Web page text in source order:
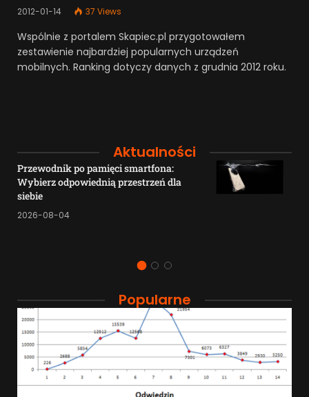
2012-01-14 37 Views
Wspólnie z portalem Skapiec.pl przygotowałem
zestawienie najbardziej popularnych urządzeń
mobilnych. Ranking dotyczy danych z grudnia 2012 roku.
Aktualności
Przewodnik po pamięci smartfona:
Wybierz odpowiednią przestrzeń dla
siebie
2026-08-04
Popularne